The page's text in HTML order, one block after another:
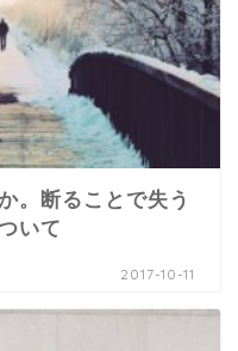
。断ることで失う
いて
2017-10-11